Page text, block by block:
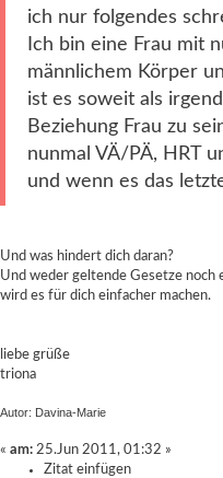
ich nur folgendes
Ich bin eine Frau mit
männlichem Körper
ist es soweit als
Beziehung Frau zu
nunmal VÄ/PÄ, HRT
und wenn es das
Und was hindert dich daran?
Und weder geltende Gesetze noch
wird es für dich einfacher machen.
liebe grüße
triona
Autor: Davina-Marie
« am: 25.Jun 2011, 01:32 »
Zitat einfügen